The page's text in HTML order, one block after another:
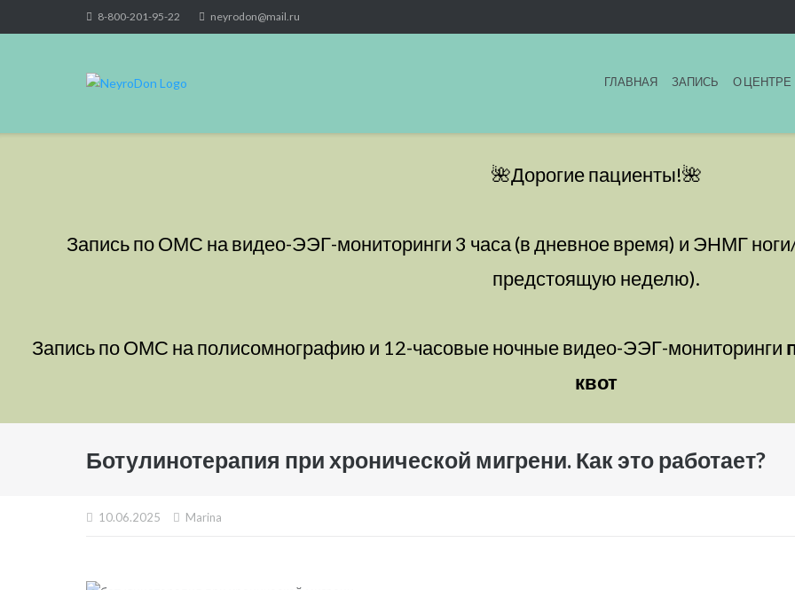
to
8-800-201-95-22 neyrodon@mail.ru
ГЛАВНАЯ ЗАПИСЬ О ЦЕНТРЕ
🌺Дорогие пациенты!🌺
Запись по ОМС на видео-ЭЭГ-мониторинги 3 часа (в дневное время) и ЭНМГ ноги/
предстоящую неделю).
Запись по ОМС на полисомнографию и 12-часовые ночные видео-ЭЭГ-мониторинги
квот
Ботулинотерапия при хронической мигрени. Как это работает?
10.06.2025 Marina